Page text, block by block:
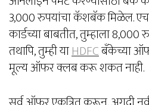
3,000 रुपयांचा कॅशबॅक मिळेल.
कार्डच्या बाबतीत, तुम्हाला 8,000
तथापि, तुम्ही याHDFCबँकेच्या
मूल्य ऑफर क्लब करू शकत नाही.